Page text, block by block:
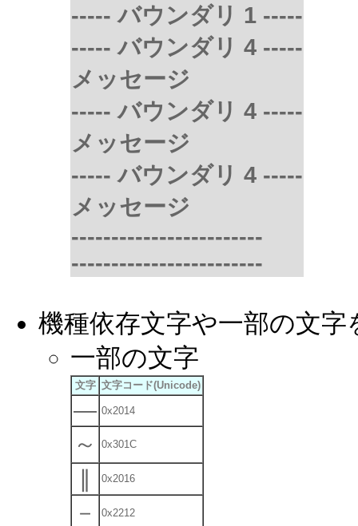
----- バウンダリ 1 -----
----- バウンダリ 4 -----
メッセージ
----- バウンダリ 4 -----
メッセージ
----- バウンダリ 4 -----
メッセージ
------------------------
------------------------
機種依存文字や一部の文
一部の文字
文字 文字コード(Unicode)
― 0x2014
～ 0x301C
0x2016
－ 0x2212